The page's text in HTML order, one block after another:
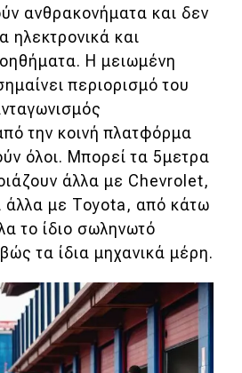
ανθρακονήματα και δεν
ηλεκτρονικά και
Η μειωμένη
περιορισμό του
την κοινή πλατφόρμα
όλοι. Μπορεί τα 5μετρα
άλλα με Chevrolet,
άλλα με Toyota, από κάτω
το ίδιο σωληνωτό
τα ίδια μηχανικά μέρη.